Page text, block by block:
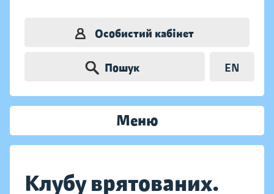
Особистий кабінет
Пошук EN
Меню
Клубу врятованих.